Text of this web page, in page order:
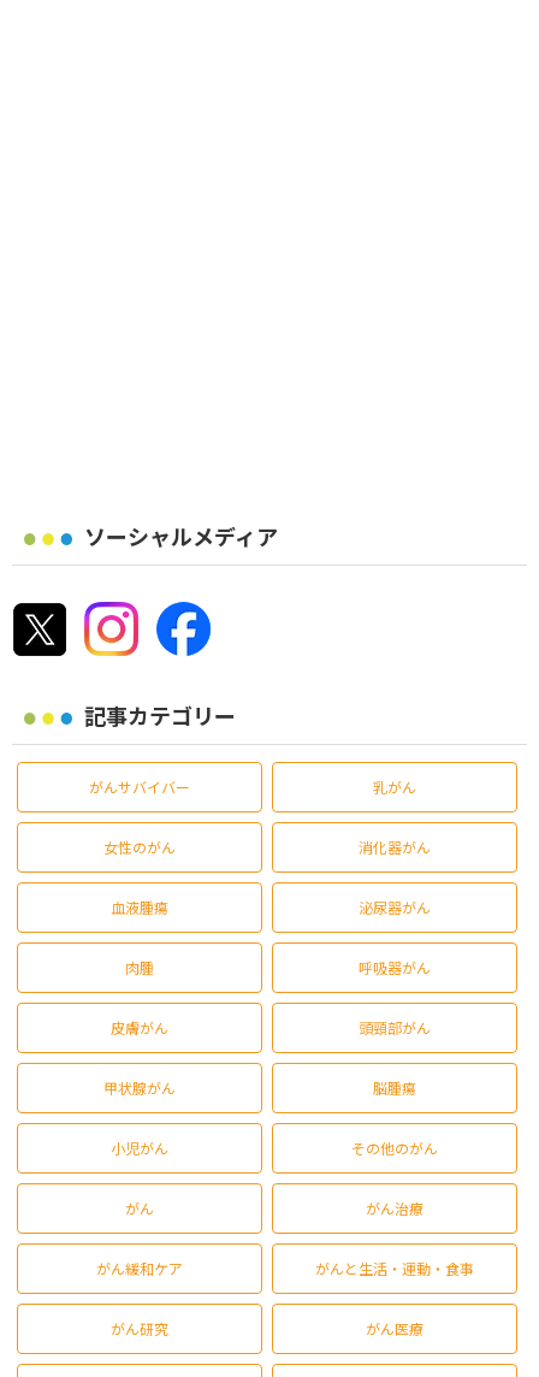
ソーシャルメディア
記事カテゴリー
がんサバイバー 乳がん
女性のがん 消化器がん
血液腫瘍 泌尿器がん
肉腫 呼吸器がん
皮膚がん 頭頸部がん
甲状腺がん 脳腫瘍
小児がん その他のがん
がん がん治療
がん緩和ケア がんと生活・運動・食事
がん研究 がん医療